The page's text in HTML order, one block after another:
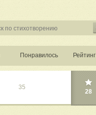
Понравилось Рейтинг
35
28